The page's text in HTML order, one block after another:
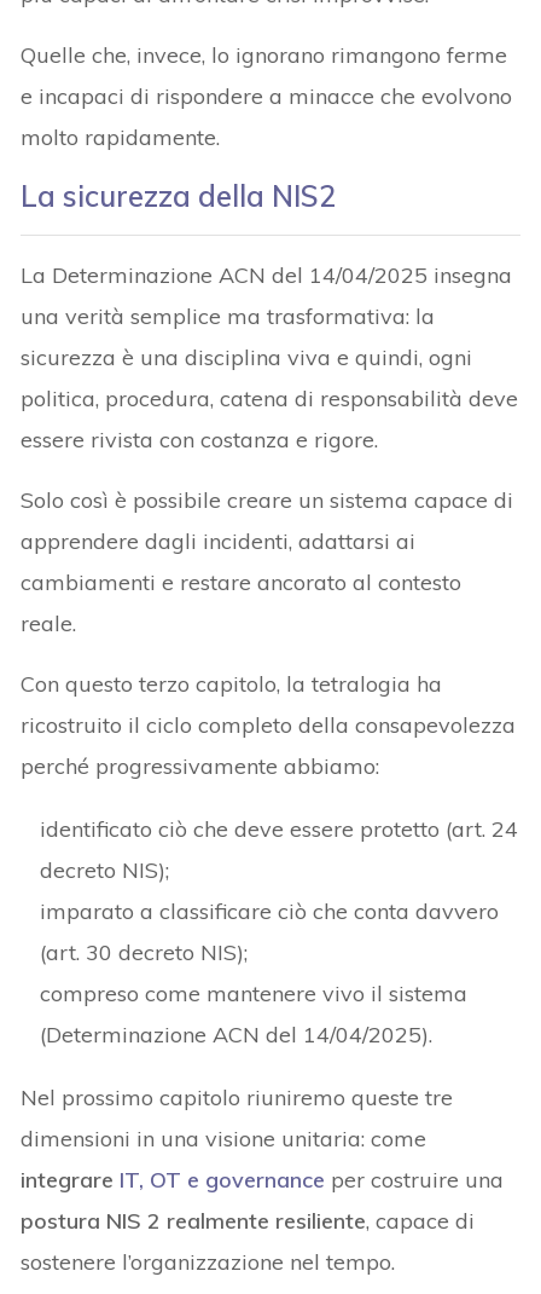
Quelle che, invece, lo ignorano rimangono ferme
e incapaci di rispondere a minacce che evolvono
molto rapidamente.
La sicurezza della NIS2
La Determinazione ACN del 14/04/2025 insegna
una verità semplice ma trasformativa: la
sicurezza è una disciplina viva e quindi, ogni
politica, procedura, catena di responsabilità deve
essere rivista con costanza e rigore.
Solo così è possibile creare un sistema capace di
apprendere dagli incidenti, adattarsi ai
cambiamenti e restare ancorato al contesto
reale.
Con questo terzo capitolo, la tetralogia ha
ricostruito il ciclo completo della consapevolezza
perché progressivamente abbiamo:
identificato ciò che deve essere protetto (art. 24
decreto NIS);
imparato a classificare ciò che conta davvero
(art. 30 decreto NIS);
compreso come mantenere vivo il sistema
(Determinazione ACN del 14/04/2025).
Nel prossimo capitolo riuniremo queste tre
dimensioni in una visione unitaria: come
integrare IT, OT e governance per costruire una
postura NIS 2 realmente resiliente, capace di
sostenere l’organizzazione nel tempo.